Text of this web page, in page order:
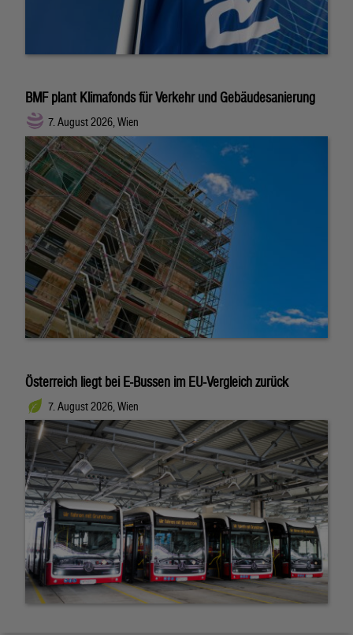
BMF plant Klimafonds für Verkehr und Gebäudesanierung
7. August 2026, Wien
Österreich liegt bei E-Bussen im EU-Vergleich zurück
7. August 2026, Wien